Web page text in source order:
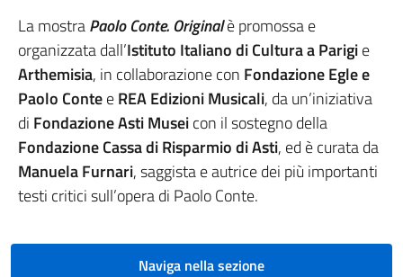
La mostraPaolo Conte. Originalè promossa e
organizzata dall’Istituto Italiano di Cultura a Parigie
Arthemisia, in collaborazione con Fondazione Egle e
Paolo ConteeREA Edizioni Musicali, da un’iniziativa
di Fondazione Asti Museicon il sostegno della
Fondazione Cassa di Risparmio di Asti, ed è curata da
Manuela Furnari, saggista e autrice dei più importanti
testi critici sull’opera di Paolo Conte.
Naviga nella sezione